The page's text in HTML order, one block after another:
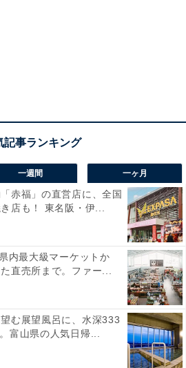
一週間 一ヶ月
赤福」の直営店に、全国
店も！ 東名阪・伊...
内最大級マーケットか
直売所まで。ファー...
む展望風呂に、水深333
富山県の人気日帰...